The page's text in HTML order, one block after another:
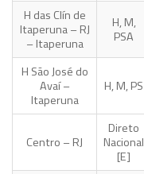
H das Clín de
Itaperuna – RJ
– Itaperuna
H, M,
PSA
H São José do
Avaí –
Itaperuna
H, M, PS
Centro – RJ
Direto
Nacional
[E]